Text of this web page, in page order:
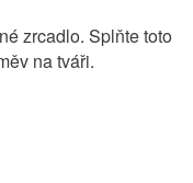
zrcadlo. Splňte toto
na tváři.